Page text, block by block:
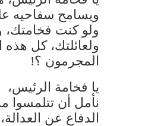
ويسامح سفاحيه
ولو كنت فخامتك،
ولعائلتك، كل هذه
المجرمون ؟!
يا فخامة الرئيس،
نأمل أن تتلمسوا
الدفاع عن